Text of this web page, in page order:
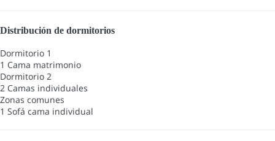
Distribución de dormitorios
Dormitorio 1
1 Cama matrimonio
Dormitorio 2
2 Camas individuales
Zonas comunes
1 Sofá cama individual